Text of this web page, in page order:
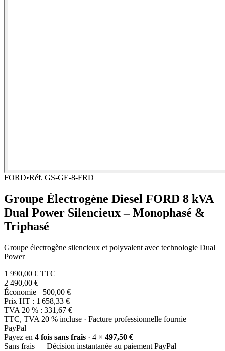
FORD•Réf. GS-GE-8-FRD
Groupe Électrogène Diesel FORD 8 kVA
Dual Power Silencieux – Monophasé &
Triphasé
Groupe électrogène silencieux et polyvalent avec technologie Dual
Power
1 990,00 € TTC
2 490,00 €
Économie −500,00 €
Prix HT : 1 658,33 €
TVA 20 % : 331,67 €
TTC, TVA 20 % incluse · Facture professionnelle fournie
PayPal
Payez en 4 fois sans frais · 4 × 497,50 €
Sans frais — Décision instantanée au paiement PayPal